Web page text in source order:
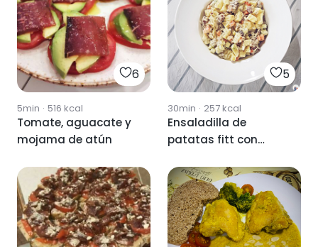
6
5min · 516 kcal
Tomate, aguacate y
mojama de atún
5
30min · 257kcal
Ensaladilla de
patatas fitt con